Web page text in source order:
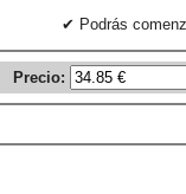
✔ Podrás
Precio: